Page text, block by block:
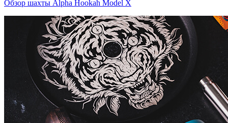
Обзор шахты Alpha Hookah Model X